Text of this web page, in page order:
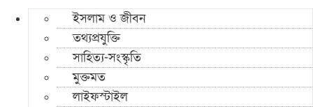
ইসলাম ও জীবন
তথ্যপ্রযুক্তি
সাহিত্য-সংস্কৃতি
মুক্তমত
লাইফস্টাইল